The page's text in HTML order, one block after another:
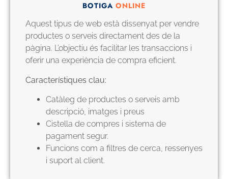
BOTIGA ONLINE
Aquest tipus de web està dissenyat per vendre
productes o serveis directament des de la
pàgina. L’objectiu és facilitar les transaccions i
oferir una experiència de compra eficient.
Característiques clau:
Catàleg de productes o serveis amb
descripció, imatges i preus
Cistella de compres i sistema de
pagament segur.
Funcions com a filtres de cerca, ressenyes
i suport al client.